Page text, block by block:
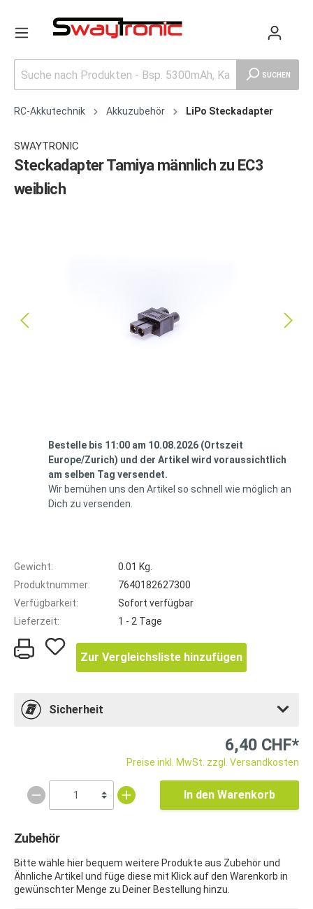
SUCHEN
RC-Akkutechnik Akkuzubehör LiPo Steckadapter
SWAYTRONIC
Steckadapter Tamiya männlich zu EC3
weiblich
Bestelle bis 11:00 am 10.08.2026 (Ortszeit
Europe/Zurich) und der Artikel wird voraussichtlich
am selben Tag versendet.
Wir bemühen uns den Artikel so schnell wie möglich an
Dich zu versenden.
Gewicht:
0.01 Kg.
Produktnummer:
7640182627300
Verfügbarkeit:
Sofort verfügbar
Lieferzeit:
1 - 2 Tage
Zur Vergleichsliste hinzufügen
Sicherheit
6,40 CHF*
Preise inkl. MwSt. zzgl. Versandkosten
In den Warenkorb
Zubehör
Bitte wähle hier bequem weitere Produkte aus Zubehör und
Ähnliche Artikel und füge diese mit Klick auf den Warenkorb in
gewünschter Menge zu Deiner Bestellung hinzu.